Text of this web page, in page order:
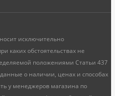
исключительно
каких обстоятельствах не
положениями Статьи 437
о наличии, ценах и способах
у менеджеров магазина по